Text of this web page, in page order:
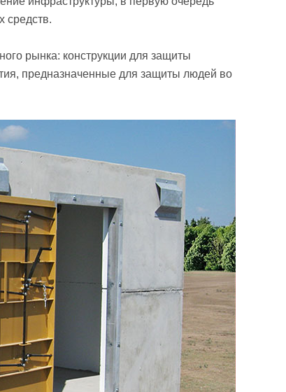
средств.
рынка: конструкции для защиты
предназначенные для защиты людей во